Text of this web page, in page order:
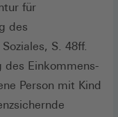
für
des
S. 48ff.
des Einkommens-
Person mit Kind